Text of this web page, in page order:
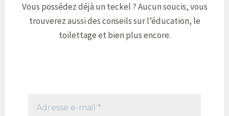
Vous possédez déjà un teckel ? Aucun soucis, vous
trouverez aussi des conseils sur l’éducation, le
toilettage et bien plus encore.